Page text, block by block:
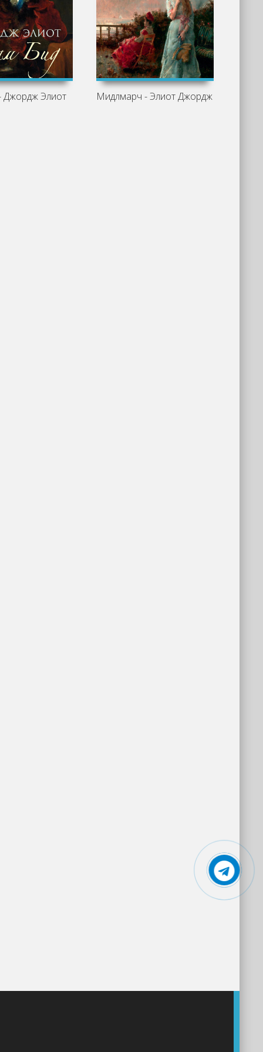
Джордж Элиот Мидлмарч - Элиот Джордж